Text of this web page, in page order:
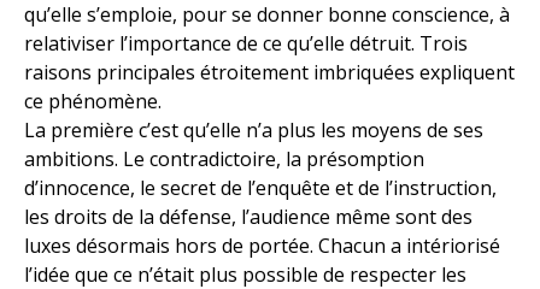
qu’elle s’emploie, pour se donner bonne conscience, à
relativiser l’importance de ce qu’elle détruit. Trois
raisons principales étroitement imbriquées expliquent
ce phénomène.
La première c’est qu’elle n’a plus les moyens de ses
ambitions. Le contradictoire, la présomption
d’innocence, le secret de l’enquête et de l’instruction,
les droits de la défense, l’audience même sont des
luxes désormais hors de portée. Chacun a intériorisé
l’idée que ce n’était plus possible de respecter les